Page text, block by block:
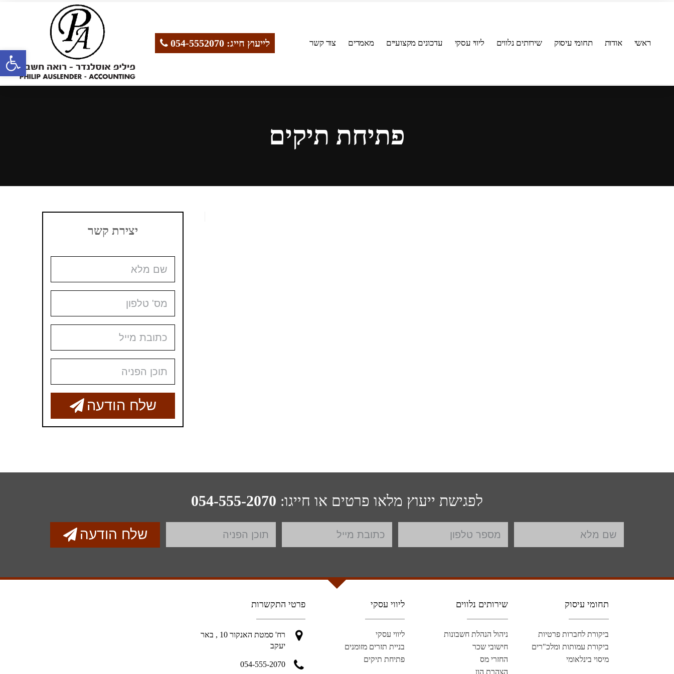
פתח סרגל נגישות
ראשי אודות תחומי עיסוק שירותים נלווים ליווי עסקי עדכונים מקצועיים מאמרים צור קשר לייעוץ חייג: 054-5552070
פתיחת תיקים
יצירת קשר
שלח הודעה
לפגישת ייעוץ מלאו פרטים או חייגו: 054-555-2070
שלח הודעה
תחומי עיסוק
ביקורת לחברות פרטיות
ביקורת עמותות ומלכ"רים
מיסוי בינלאומי
שירותים נלווים
ניהול הנהלת חשבונות
חישובי שכר
החזרי מס
הצהרת הון
ליווי עסקי
ליווי עסקי
בניית תזרים מזומנים
פתיחת תיקים
פרטי התקשרות
רח' סמטת האנקור 10 , באר
יעקב
054-555-2070